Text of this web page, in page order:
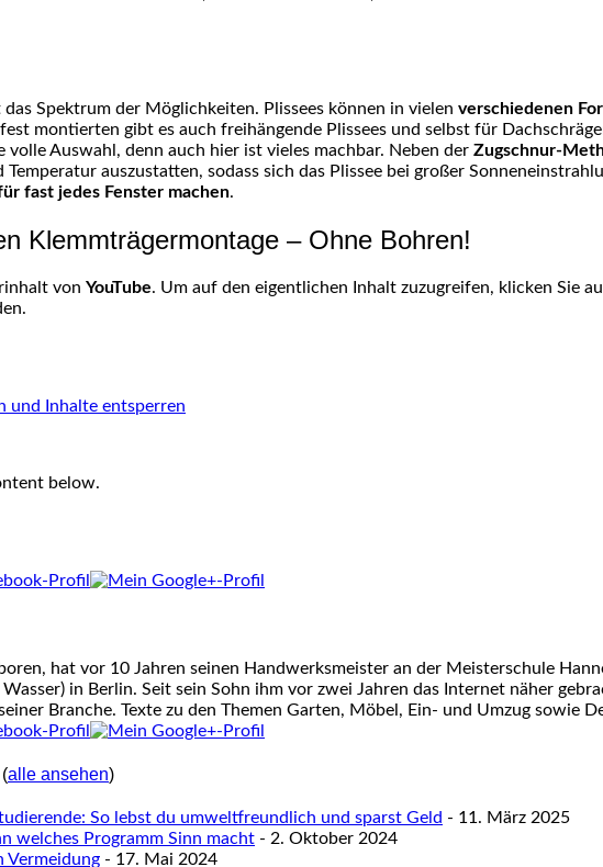
Spektrum der Möglichkeiten. Plissees können in vielen verschiedenen
montierten gibt es auch freihängende Plissees und selbst für
Auswahl, denn auch hier ist vieles machbar. Neben der Zugschnur-
Temperatur auszustatten, sodass sich das Plissee bei großer
fast jedes Fenster machen.
Klemmträgermontage – Ohne Bohren!
von YouTube. Um auf den eigentlichen Inhalt zuzugreifen, klicken Sie
und Inhalte entsperren
below.
hat vor 10 Jahren seinen Handwerksmeister an der Meisterschule
in Berlin. Seit sein Sohn ihm vor zwei Jahren das Internet näher
Branche. Texte zu den Themen Garten, Möbel, Ein- und Umzug sowie
(alle ansehen)
So lebst du umweltfreundlich und sparst Geld - 11. März 2025
welches Programm Sinn macht - 2. Oktober 2024
Vermeidung - 17. Mai 2024